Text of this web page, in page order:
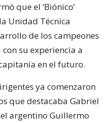
que el ‘Biónico’
Unidad Técnica
de los campeones
su experiencia a
en el futuro.
ya comenzaron
que destacaba Gabriel
argentino Guillermo